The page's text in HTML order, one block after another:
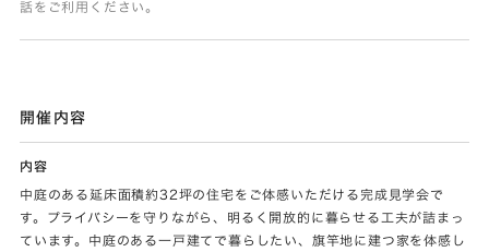
話をご利用ください。
開催内容
内容
中庭のある延床面積約32坪の住宅をご体感いただける完成見学会で
す。プライバシーを守りながら、明るく開放的に暮らせる工夫が詰まっ
ています。中庭のある一戸建てで暮らしたい、旗竿地に建つ家を体感し